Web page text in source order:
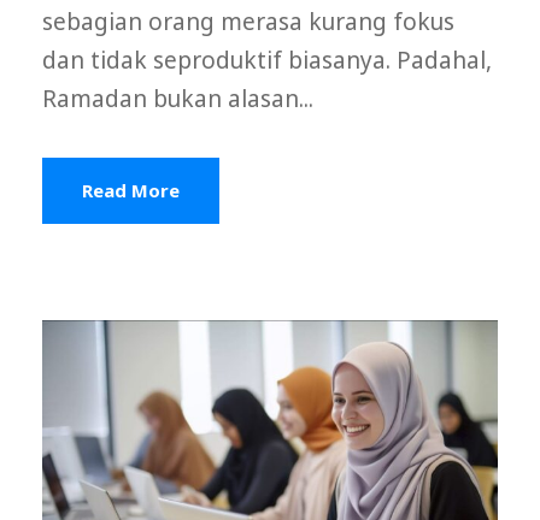
sebagian orang merasa kurang fokus
dan tidak seproduktif biasanya. Padahal,
Ramadan bukan alasan...
Read More